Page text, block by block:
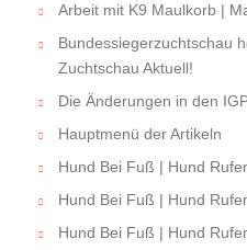
Arbeit mit K9 Maulkorb |
Bundessiegerzuchtschau
Zuchtschau Aktuell!
Die Änderungen in den
Hauptmenü der Artikeln
Hund Bei Fuß | Hund
Hund Bei Fuß | Hund
Hund Bei Fuß | Hund